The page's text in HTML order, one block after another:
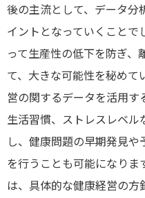
後の主流として、データ分
イントとなっていくことで
って生産性の低下を防ぎ、
て、大きな可能性を秘めて
営の関するデータを活用
生活習慣、ストレスレベ
し、健康問題の早期発見
を行うことも可能になり
は、具体的な健康経営の